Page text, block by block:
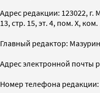
Адрес редакции: 123022, г.
13, стр. 15, эт. 4, пом. X, ком.
Главный редактор:
Адрес электронной почты
Номер телефона редакции: